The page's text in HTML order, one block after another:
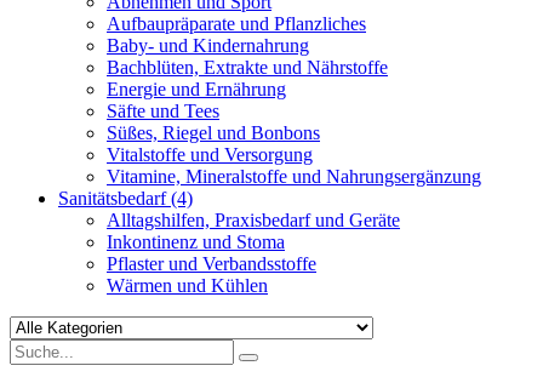
Aufbaupräparate und Pflanzliches
Baby- und Kindernahrung
Bachblüten, Extrakte und Nährstoffe
Energie und Ernährung
Säfte und Tees
Süßes, Riegel und Bonbons
Vitalstoffe und Versorgung
Vitamine, Mineralstoffe und Nahrungsergänzung
Sanitätsbedarf(4)
Alltagshilfen, Praxisbedarf und Geräte
Inkontinenz und Stoma
Pflaster und Verbandsstoffe
Wärmen und Kühlen